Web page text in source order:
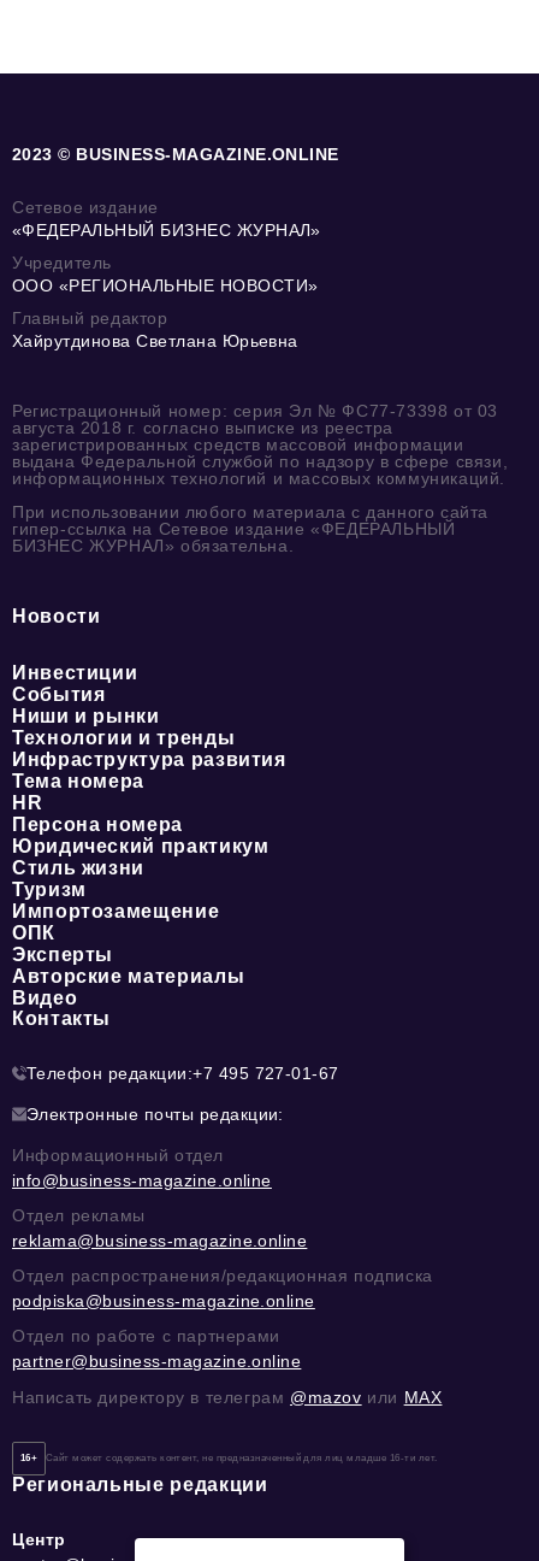
2023 © BUSINESS-MAGAZINE.ONLINE
Сетевое издание
«ФЕДЕРАЛЬНЫЙ БИЗНЕС ЖУРНАЛ»
Учредитель
ООО «РЕГИОНАЛЬНЫЕ НОВОСТИ»
Главный редактор
Хайрутдинова Светлана Юрьевна
Регистрационный номер: серия Эл № ФС77-73398 от 03
августа 2018 г. согласно выписке из реестра
зарегистрированных средств массовой информации
выдана Федеральной службой по надзору в сфере связи,
информационных технологий и массовых коммуникаций.
При использовании любого материала с данного сайта
гипер-ссылка на Сетевое издание «ФЕДЕРАЛЬНЫЙ
БИЗНЕС ЖУРНАЛ» обязательна.
Новости
Инвестиции
События
Ниши и рынки
Технологии и тренды
Инфраструктура развития
Тема номера
HR
Персона номера
Юридический практикум
Стиль жизни
Туризм
Импортозамещение
ОПК
Эксперты
Авторские материалы
Видео
Контакты
Телефон редакции:+7 495 727-01-67
Электронные почты редакции:
Информационный отдел
info@business-magazine.online
Отдел рекламы
reklama@business-magazine.online
Отдел распространения/редакционная подписка
podpiska@business-magazine.online
Отдел по работе с партнерами
partner@business-magazine.online
Написать директору в телеграм @mazov или MAX
16+ Сайт может содержать контент, не предназначенный для лиц младше 16-ти лет.
Региональные редакции
Центр